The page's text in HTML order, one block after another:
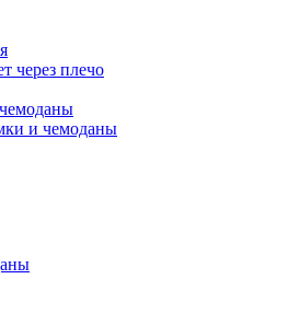
через плечо
и чемоданы